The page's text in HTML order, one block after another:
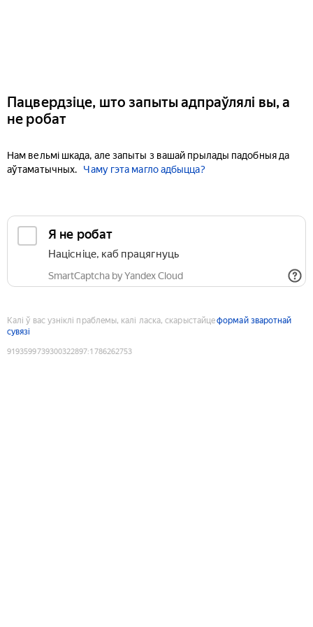
Пацвердзіце, што запыты адпраўлялі вы, а
не робат
Нам вельмі шкада, але запыты з вашай прылады падобныя да
аўтаматычных.
Чаму гэта магло адбыцца?
Я не робат
Націсніце, каб працягнуць
SmartCaptcha by Yandex Cloud
Калі ў вас узніклі праблемы, калі ласка, скарыстайцеформай зваротнай
сувязі
9193599739300322897:1786262753